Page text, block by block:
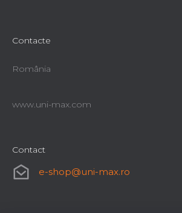
Contacte
România
www.uni-max.com
Contact
e-shop@uni-max.ro